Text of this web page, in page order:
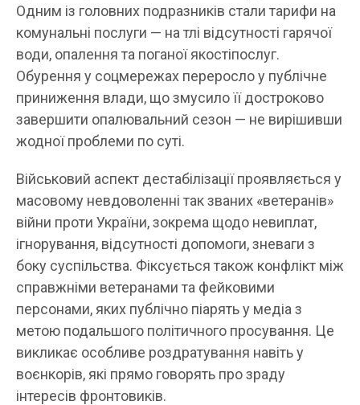
Одним із головних подразників стали тарифи на
комунальні послуги — на тлі відсутності гарячої
води, опалення та поганої якостіпослуг.
Обурення у соцмережах переросло у публічне
приниження влади, що змусило її достроково
завершити опалювальний сезон — не вирішивши
жодної проблеми по суті.
Військовий аспект дестабілізації проявляється у
масовому невдоволенні так званих «ветеранів»
війни проти України, зокрема щодо невиплат,
ігнорування, відсутності допомоги, зневаги з
боку суспільства. Фіксується також конфлікт між
справжніми ветеранами та фейковими
персонами, яких публічно піарять у медіа з
метою подальшого політичного просування. Це
викликає особливе роздратування навіть у
воєнкорів, які прямо говорять про зраду
інтересів фронтовиків.